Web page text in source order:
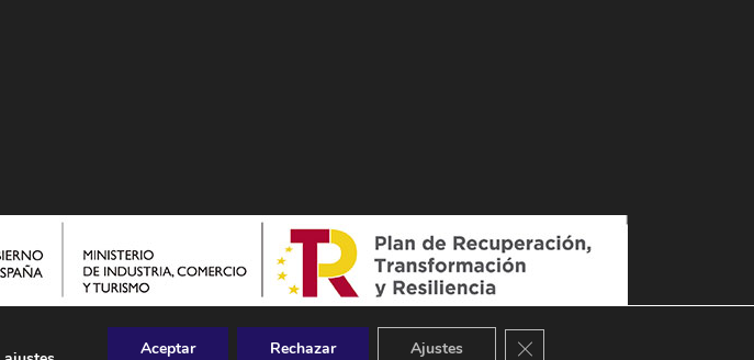
Aceptar Rechazar Ajustes Cerrar el banner de cookies RGPD